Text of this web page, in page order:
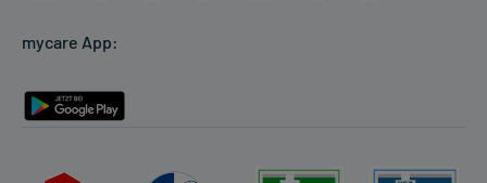
Rückgabe/Widerruf
mycare App: